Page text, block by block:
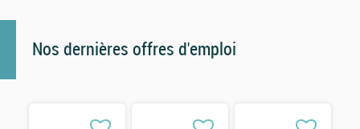
Nos dernières offres d'emploi